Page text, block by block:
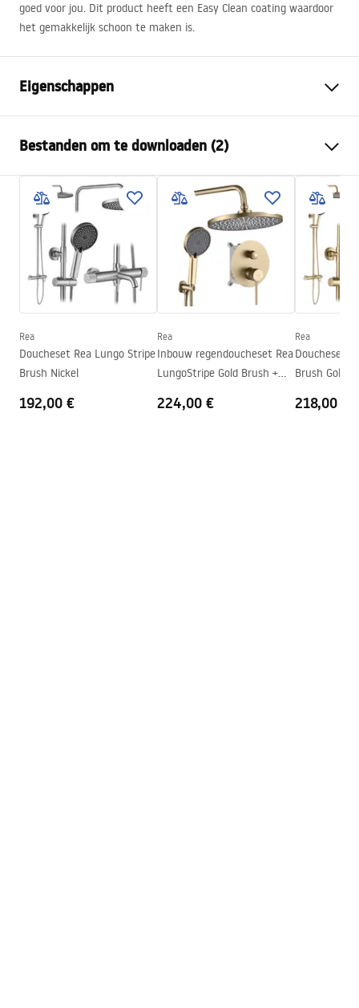
goed voor jou. Dit product heeft een Easy Clean coating waardoor
het gemakkelijk schoon te maken is.
Eigenschappen
Kleur
Goud geborsteld
Type cabine
Hoek
De kleur van het glas
Transparant 6mm
De manier van openen
Kantelbaar
Seria
Atlas
Installatie
Op het peuterbad of op de
vloer
Richting van de cabine
Links of rechts
Garantie
24 maanden
Easy Clean-coating
Ja, aan één kant van het glas
Bestanden om te downloaden (2)
Warunki bezpieczeństwa
WARUNKI BEZPIECZENSTWA KABINY DRZWI
PARAWANY.pdf
Instrukcja montażu
Instrukcja montażu kabiny Atlas.pdf
Rea
Doucheset Rea Lungo Stripe
Brush Nickel
192,00 €
Rea
Inbouw regendoucheset Rea
LungoStripe Gold Brush +
224,00 €
Rea
Doucheset
Brush Gold
218,00 €